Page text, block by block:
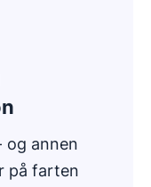
og annen
på farten